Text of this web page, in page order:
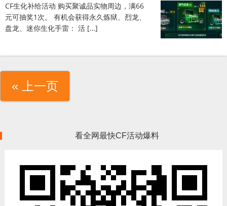
CF生化补给活动 购买聚诚品实物周边，满66
元可抽奖1次。 有机会获得永久炼狱、烈龙、
盘龙、迷你生化手雷： 活 […]
« 上一页
看全网最快CF活动爆料